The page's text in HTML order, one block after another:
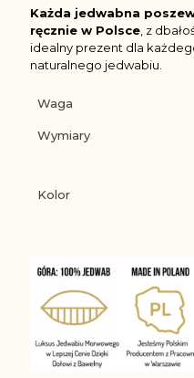
Każda jedwabna
ręcznie w Polsce , z
idealny prezent dla
naturalnego jedwabiu.
Waga
Wymiary
Kolor